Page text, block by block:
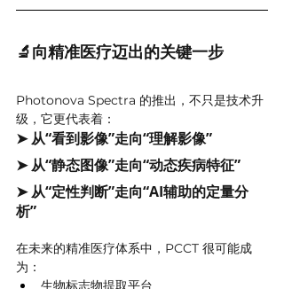
🔬向精准医疗迈出的关键一步
Photonova Spectra 的推出，不只是技术升
级，它更代表着：
➤ 从“看到影像”走向“理解影像”
➤ 从“静态图像”走向“动态疾病特征”
➤ 从“定性判断”走向“AI辅助的定量分
析”
在未来的精准医疗体系中，PCCT 很可能成
为：